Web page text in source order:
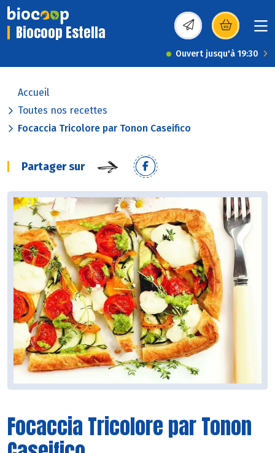
Biocoop Estella (s’ouvre dans une
Ouvert jusqu'à 19:30
Accueil
Toutes nos recettes
Focaccia Tricolore par Tonon Caseifico
Partager sur
Focaccia Tricolore par Tonon